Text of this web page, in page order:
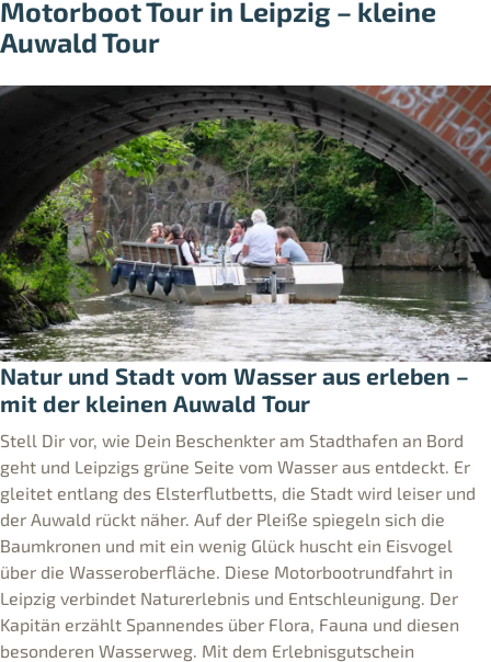
Motorboot Tour in Leipzig – kleine
Auwald Tour
Natur und Stadt vom Wasser aus erleben –
mit der kleinen Auwald Tour
Stell Dir vor, wie Dein Beschenkter am Stadthafen an Bord
geht und Leipzigs grüne Seite vom Wasser aus entdeckt. Er
gleitet entlang des Elsterflutbetts, die Stadt wird leiser und
der Auwald rückt näher. Auf der Pleiße spiegeln sich die
Baumkronen und mit ein wenig Glück huscht ein Eisvogel
über die Wasseroberfläche. Diese Motorbootrundfahrt in
Leipzig verbindet Naturerlebnis und Entschleunigung. Der
Kapitän erzählt Spannendes über Flora, Fauna und diesen
besonderen Wasserweg. Mit dem Erlebnisgutschein